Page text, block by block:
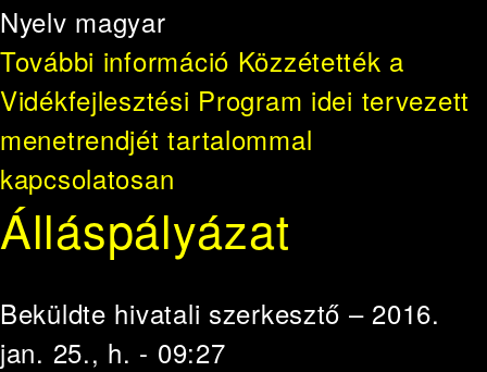
Nyelv magyar
További információ Közzétették a
Vidékfejlesztési Program idei tervezett
menetrendjét tartalommal
kapcsolatosan
Álláspályázat
Beküldte hivatali szerkesztő – 2016.
jan. 25., h. - 09:27